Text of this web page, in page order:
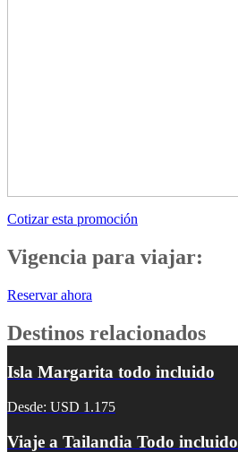
Cotizar esta promoción
Vigencia para viajar:
Reservar ahora
Destinos relacionados
Isla Margarita todo incluido
Desde: USD 1.175
Viaje a Tailandia Todo incluido